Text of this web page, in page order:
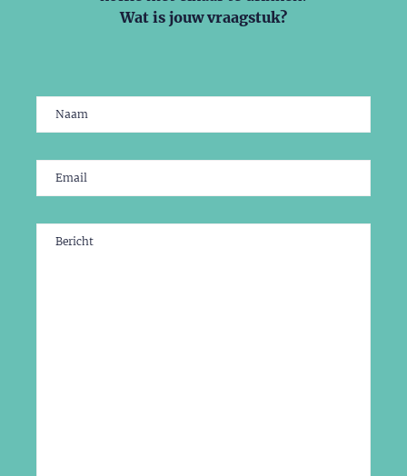
Wat is jouw vraagstuk?
Naam
Email (Vereist)
Bericht (Vereist)